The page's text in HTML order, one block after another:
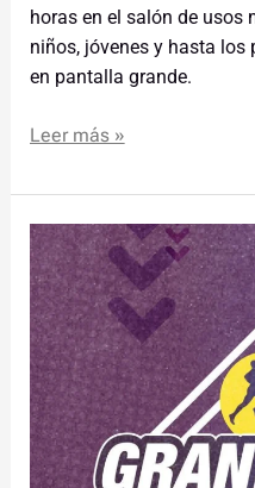
horas en el salón de usos
niños, jóvenes y hasta los
en pantalla grande.
Leer más »
Se
viene
la
segunda
fecha
de
la
33°
edición